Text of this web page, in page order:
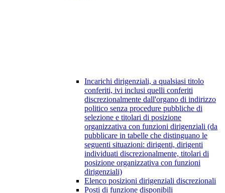
Incarichi dirigenziali, a qualsiasi titolo
conferiti, ivi inclusi quelli conferiti
discrezionalmente dall'organo di indirizzo
politico senza procedure pubbliche di
selezione e titolari di posizione
organizzativa con funzioni dirigenziali (da
pubblicare in tabelle che distinguano le
seguenti situazioni: dirigenti, dirigenti
individuati discrezionalmente, titolari di
posizione organizzativa con funzioni
dirigenziali)
Elenco posizioni dirigenziali discrezionali
Posti di funzione disponibili